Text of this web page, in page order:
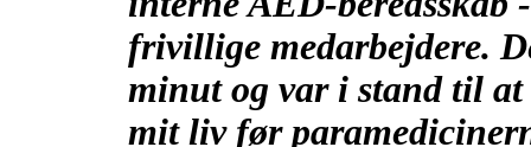
frivillige medarbejdere.
minut og var i stand til
mit liv før